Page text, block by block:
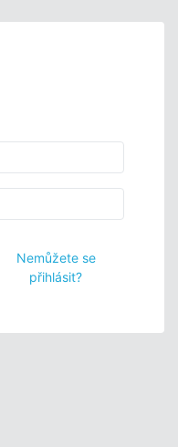
Nemůžete se
přihlásit?